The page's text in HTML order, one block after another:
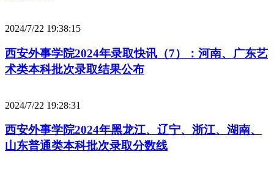
2024/7/22 19:38:15
西安外事学院2024年录取快讯（7）：河南、广东艺
术类本科批次录取结果公布
2024/7/22 19:28:31
西安外事学院2024年黑龙江、辽宁、浙江、湖南、
山东普通类本科批次录取分数线